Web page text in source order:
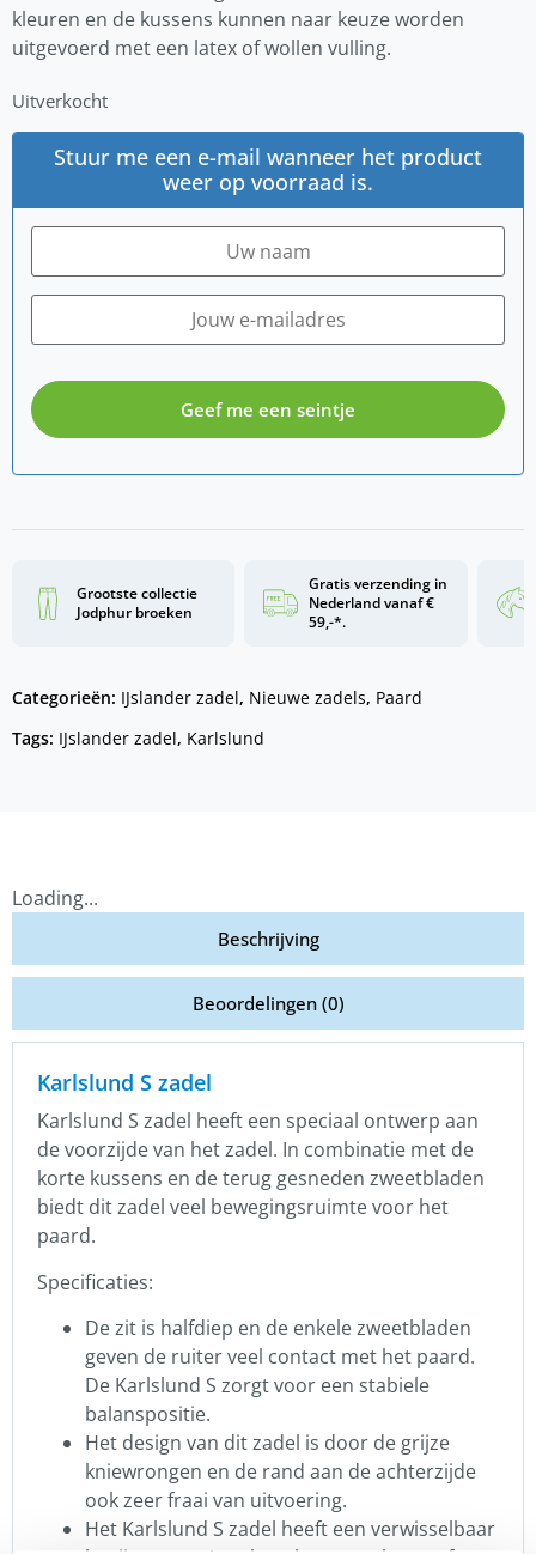
kleuren en de kussens kunnen naar keuze worden
uitgevoerd met een latex of wollen vulling.
Uitverkocht
Stuur me een e-mail wanneer het product
weer op voorraad is.
Geef me een seintje
Grootste collectie
Jodphur broeken
Gratis verzending in
Nederland vanaf €
59,-*.
Categorieën: IJslander zadel, Nieuwe zadels, Paard
Tags: IJslander zadel, Karlslund
Loading...
Beschrijving
Beoordelingen (0)
Karlslund S zadel
Karlslund S zadel heeft een speciaal ontwerp aan
de voorzijde van het zadel. In combinatie met de
korte kussens en de terug gesneden zweetbladen
biedt dit zadel veel bewegingsruimte voor het
paard.
Specificaties:
De zit is halfdiep en de enkele zweetbladen
geven de ruiter veel contact met het paard.
De Karlslund S zorgt voor een stabiele
balanspositie.
Het design van dit zadel is door de grijze
kniewrongen en de rand aan de achterzijde
ook zeer fraai van uitvoering.
Het Karlslund S zadel heeft een verwisselbaar